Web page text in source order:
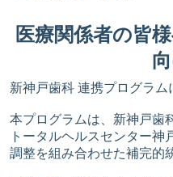
医療関係者の皆
向
新神戸歯科 連携プログラム
本プログラムは、新神戸歯
トータルヘルスセンター神
調整を組み合わせた補完的